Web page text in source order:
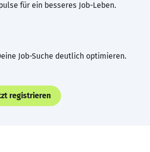
für ein besseres Job-Leben.
Job-Suche deutlich optimieren.
registrieren